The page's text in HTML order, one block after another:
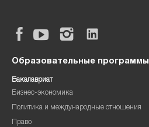
Образовательные программы
Бакалавриат
Бизнес-экономика
Политика и международные отношения
Право